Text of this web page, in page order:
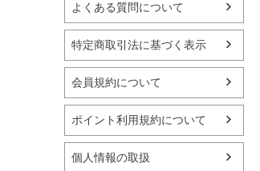
テニス
バレーボール
フィットネス用品
スイミング用品
マリン
スケートボード
野球・ソフトボール
ゴルフ
卓球用品
よくある質問について
特定商取引法に基づく表示
会員規約について
ポイント利用規約について
個人情報の取扱